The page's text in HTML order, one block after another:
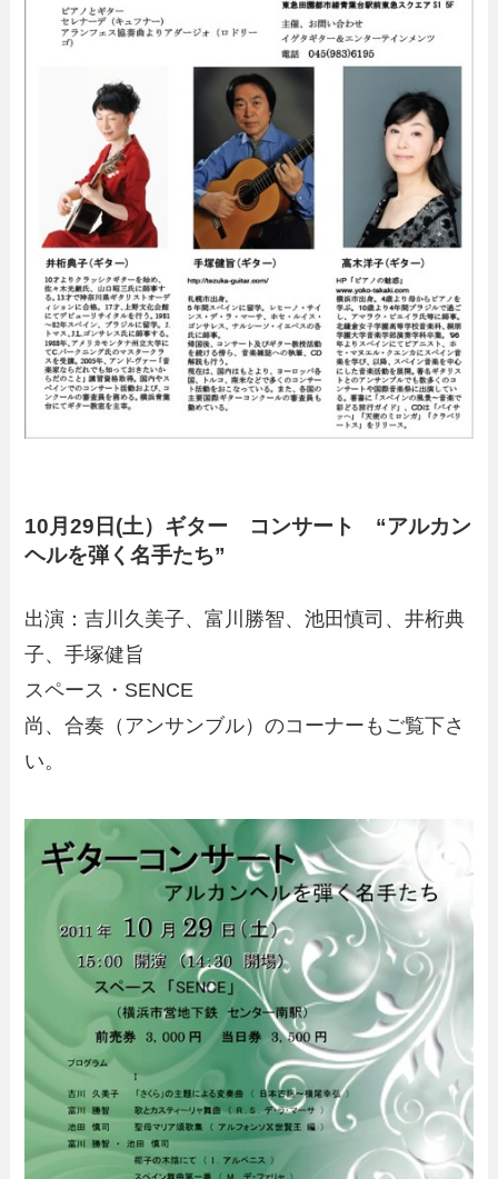
10月29日(土）ギター コンサート “アルカン
ヘルを弾く名手たち”
出演：吉川久美子、富川勝智、池田慎司、井桁典
子、手塚健旨
スペース・SENCE
尚、合奏（アンサンブル）のコーナーもご覧下さ
い。